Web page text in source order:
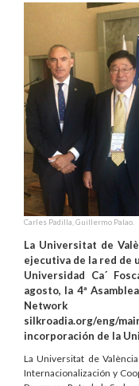
Carles Padilla, Guillermo Palao.
La Universitat de
ejecutiva de la red de
Universidad Ca´
agosto, la 4ª
Network -
silkroadia.org/eng/
incorporación de la
La Universitat de
Internacionalización y